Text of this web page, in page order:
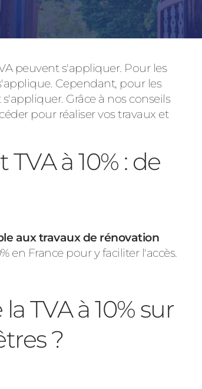
Consulter
peuvent s'appliquer. Pour les
Cependant, pour les
Grâce à nos conseils
pour réaliser vos travaux et
à 10% : de
aux travaux de rénovation
en France pour y faciliter l'accès.
TVA à 10% sur
?